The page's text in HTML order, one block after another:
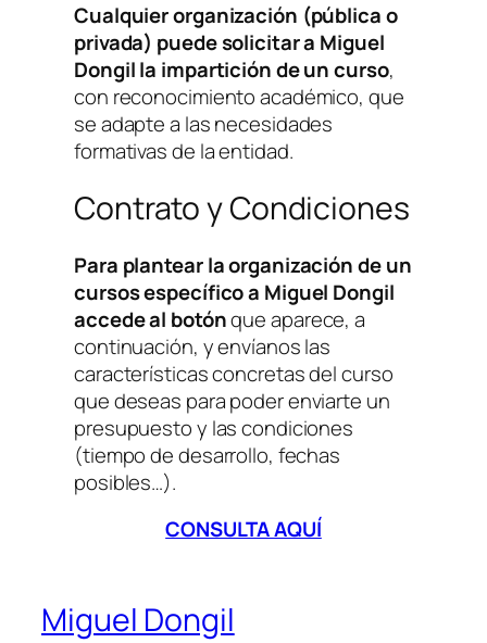
Cualquier organización (pública o
privada) puede solicitar a Miguel
Dongil la impartición de un curso,
con reconocimiento académico, que
se adapte a las necesidades
formativas de la entidad.
Contrato y Condiciones
Para plantear la organización de un
cursos específico a Miguel Dongil
accede al botónque aparece, a
continuación, y envíanos las
características concretas del curso
que deseas para poder enviarte un
presupuesto y las condiciones
(tiempo de desarrollo, fechas
posibles…).
CONSULTA AQUÍ
Miguel Dongil